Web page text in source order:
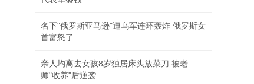
地面打不穿"空战"打不停 普京高调"换
将"或直面消耗战